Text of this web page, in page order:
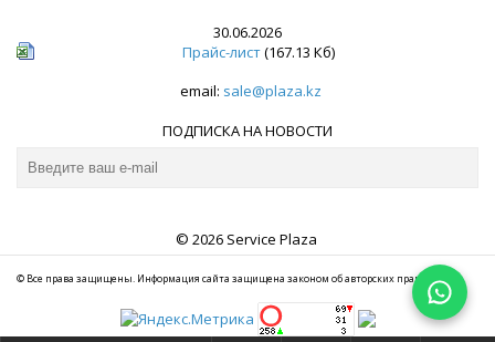
30.06.2026
Прайс-лист(167.13 Кб)
email: sale@plaza.kz
ПОДПИСКА НА НОВОСТИ
© 2026 Service Plaza
© Все права защищены. Информация сайта защищена законом об авторских правах.